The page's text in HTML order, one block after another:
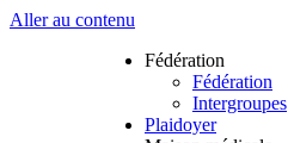
Aller au contenu
Fédération
Fédération
Intergroupes
Plaidoyer